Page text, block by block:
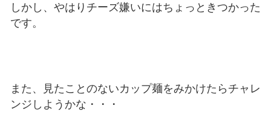
しかし、やはりチーズ嫌いにはちょっときつかった
です。
また、見たことのないカップ麺をみかけたらチャレ
ンジしようかな・・・